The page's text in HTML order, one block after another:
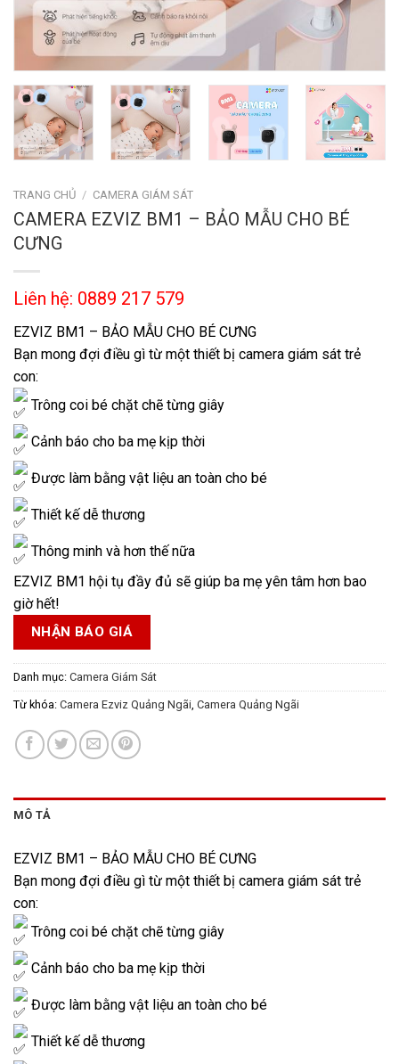
TRANG CHỦ / CAMERA GIÁM SÁT
CAMERA EZVIZ BM1 – BẢO MẪU CHO BÉ
CƯNG
Liên hệ: 0889 217 579
EZVIZ BM1 – BẢO MẪU CHO BÉ CƯNG
Bạn mong đợi điều gì từ một thiết bị camera giám sát trẻ
con:
Trông coi bé chặt chẽ từng giây
Cảnh báo cho ba mẹ kịp thời
Được làm bằng vật liệu an toàn cho bé
Thiết kế dễ thương
Thông minh và hơn thế nữa
EZVIZ BM1 hội tụ đầy đủ sẽ giúp ba mẹ yên tâm hơn bao
giờ hết!
NHẬN BÁO GIÁ
Danh mục: Camera Giám Sát
Từ khóa: Camera Ezviz Quảng Ngãi, Camera Quảng Ngãi
MÔ TẢ
EZVIZ BM1 – BẢO MẪU CHO BÉ CƯNG
Bạn mong đợi điều gì từ một thiết bị camera giám sát trẻ
con:
Trông coi bé chặt chẽ từng giây
Cảnh báo cho ba mẹ kịp thời
Được làm bằng vật liệu an toàn cho bé
Thiết kế dễ thương